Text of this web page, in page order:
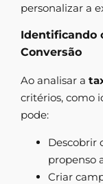
personalizar a
Identificando
Conversão
Ao analisar a
critérios, como
pode:
Descobrir
propenso
Criar